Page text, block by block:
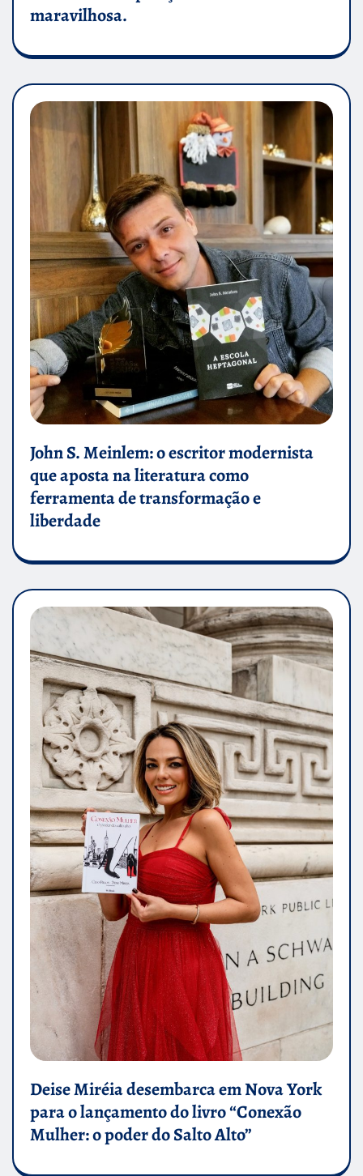
maravilhosa.
John S. Meinlem: o escritor modernista
que aposta na literatura como
ferramenta de transformação e
liberdade
Deise Miréia desembarca em Nova York
para o lançamento do livro “Conexão
Mulher: o poder do Salto Alto”